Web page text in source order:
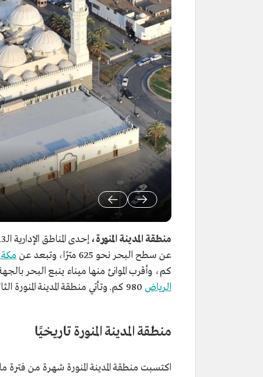
منطقة المدينة المنورة،
عن سطح البحر نحو 625 مترًا، وتبعد عن
مكة
كم، وأقرب الموانئ منها ميناء ينبع البحر بالجهة الغربية الجنوبية
الرياض
منطقة المدينة المنورة تاريخيًا
اكتسبت منطقة المدينة المنورة شهرة من